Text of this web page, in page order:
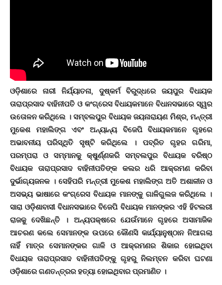
ଓଡ଼ିଶାରେ ନାରୀ ନିର୍ଯ୍ୟାତନା, ଦୁଷ୍କର୍ମ ବିରୁଦ୍ଧରେ ଜୟପୁର ବିଧାୟକ
ତାରାପ୍ରସାଦ ବାହିନୀପତି ଓ କଂଗ୍ରେସ ବିଧାୟକମାନେ ବିଧାନସଭାରେ ସ୍ୱର
ଉତୋଳନ କରିଥିଲେ । ସମ୍ବଲପୁର ବିଧାୟକ ଜୟନାରାୟଣ ମିଶ୍ର, ମନ୍ତ୍ରୀ
ମୁକେଶ ମହାଲିଙ୍ଗ ଏବଂ ଅନ୍ୟାନ୍ୟ ବିଜେପି ବିଧାୟକମାନେ ଗୃହରେ
ଅଭାବନୀୟ ପରିସ୍ଥିତି ସୃଷ୍ଟି କରିଥିଲେ । ପବ୍ରିତ ଗୃହର ଗରିମା,
ପରମ୍ପରା ଓ ସମ୍ମାନକୁ କ୍ଷୁର୍ଣ୍ଣକରି ସମ୍ବଲପୁର ବିଧାୟକ ବରିଷ୍ଠ
ବିଧାୟକ ତାରାପ୍ରସାଦ ବାହିନୀପତିଙ୍କ କଲର ଧରି ଆକ୍ରମଣ କରିବା
ଦୁର୍ଭାଗ୍ୟଜନକ । ସେହିପରି ମନ୍ତ୍ରୀ ମୁକେଶ ମହାଲିଙ୍ଗ ଅତି ଅଶାଳୀନ ଓ
ଅସଭ୍ୟ ଭାଷାରେ କଂଗ୍ରେସ ବିଧାୟକ ମାନଙ୍କୁ ଗାଳିଗୁଲଜ କରିଥିଲେ ।
ସାରା ଓଡ଼ିଶାବାସୀ ବିଧାନସଭାରେ ବିଜେପି ବିଧାୟକ ମାନଙ୍କର ଏହି ହିଟଲରୀ
ରାଜକୁ ଦେଖିଛନ୍ତି । ଅନ୍ୟପକ୍ଷରେ ଯେଉଁମାନେ ଗୃହରେ ଅସାମାଜିକ
ଆଚରଣ କଲେ ସେମାନଙ୍କ ଉପରେ କୌଣସି କାର୍ଯ୍ୟାନୁଷ୍ଠାନ ନିଆଗଲା
ନାହିଁ ମାତ୍ର ସେମାନଙ୍କର ଗାଳି ଓ ଆକ୍ରମଣର ଶିକାର ହୋଇଥିବା
ବିଧାୟକ ତାରାପ୍ରସାଦ ବାହିନୀପତିଙ୍କୁ ଗୃହରୁ ନିଲମ୍ବନ କରିବା ଘଟଣା
ଓଡ଼ିଶାରେ ଗଣତନ୍ତ୍ରର ହତ୍ୟା ହୋଇଥିବାର ପ୍ରମାଣିତ ।